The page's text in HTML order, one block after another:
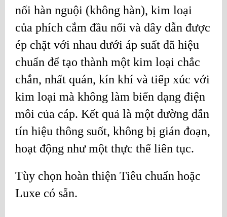
nối hàn nguội (không hàn), kim loại
của phích cắm đầu nối và dây dẫn được
ép chặt với nhau dưới áp suất đã hiệu
chuẩn để tạo thành một kim loại chắc
chắn, nhất quán, kín khí và tiếp xúc với
kim loại mà không làm biến dạng điện
môi của cáp. Kết quả là một đường dẫn
tín hiệu thông suốt, không bị gián đoạn,
hoạt động như một thực thể liên tục.
Tùy chọn hoàn thiện Tiêu chuẩn hoặc
Luxe có sẵn.